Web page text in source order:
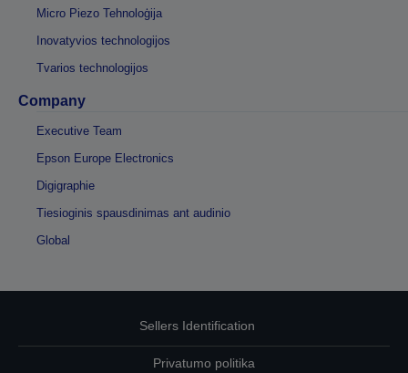
Micro Piezo Tehnoloģija
Inovatyvios technologijos
Tvarios technologijos
Company
Executive Team
Epson Europe Electronics
Digigraphie
Tiesioginis spausdinimas ant audinio
Global
Sellers Identification
Privatumo politika